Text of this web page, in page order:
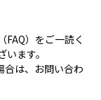
）をご一読く
ます。
合は、お問い合わ